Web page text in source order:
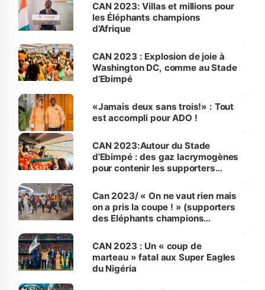
CAN 2023: Villas et millions pour
les Éléphants champions
d’Afrique
CAN 2023 : Explosion de joie à
Washington DC, comme au Stade
d’Ebimpé
«Jamais deux sans trois!» : Tout
est accompli pour ADO !
CAN 2023:Autour du Stade
d’Ebimpé : des gaz lacrymogènes
pour contenir les supporters
Can 2023/ « On ne vaut rien mais
on a pris la coupe ! » (supporters
des Eléphants champions
CAN 2023 : Un « coup de
marteau » fatal aux Super Eagles
du Nigéria